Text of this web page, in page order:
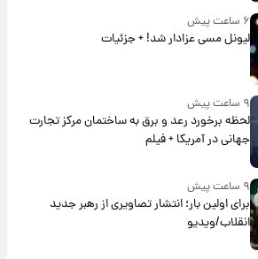
۶ ساعت پیش
لیونل مسی عزادار شد! + جزئیات
۹ ساعت پیش
لحظه برخورد رعد و برق به ساختمان مرکز تجارت
جهانی در آمریکا + فیلم
۹ ساعت پیش
برای اولین بار؛ انتشار تصاویری از رهبر جدید
انقلاب/ویدیو